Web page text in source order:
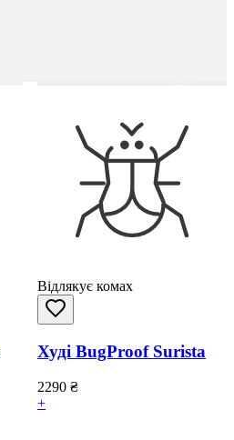
Відлякує комах
Худі BugProof Surista
2290 ₴
+